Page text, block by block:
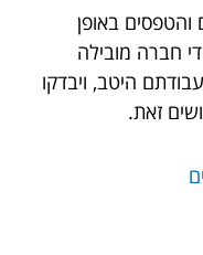
באופן
חברה מובילה
היטב, ויבדקו
זאת.